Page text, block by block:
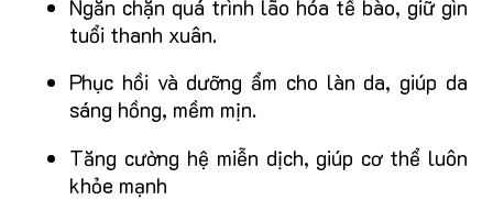
Ngăn chặn quá trình lão hóa tế bào, giữ gìn
tuổi thanh xuân.
Phục hồi và dưỡng ẩm cho làn da, giúp da
sáng hồng, mềm mịn.
Tăng cường hệ miễn dịch, giúp cơ thể luôn
khỏe mạnh